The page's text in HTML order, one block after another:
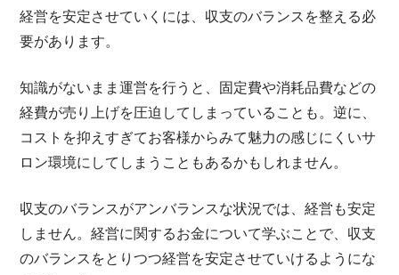
経営を安定させていくには、収支のバランスを整える必
要があります。
知識がないまま運営を行うと、固定費や消耗品費などの
経費が売り上げを圧迫してしまっていることも。逆に、
コストを抑えすぎてお客様からみて魅力の感じにくいサ
ロン環境にしてしまうこともあるかもしれません。
収支のバランスがアンバランスな状況では、経営も安定
しません。経営に関するお金について学ぶことで、収支
のバランスをとりつつ経営を安定させていけるようにな